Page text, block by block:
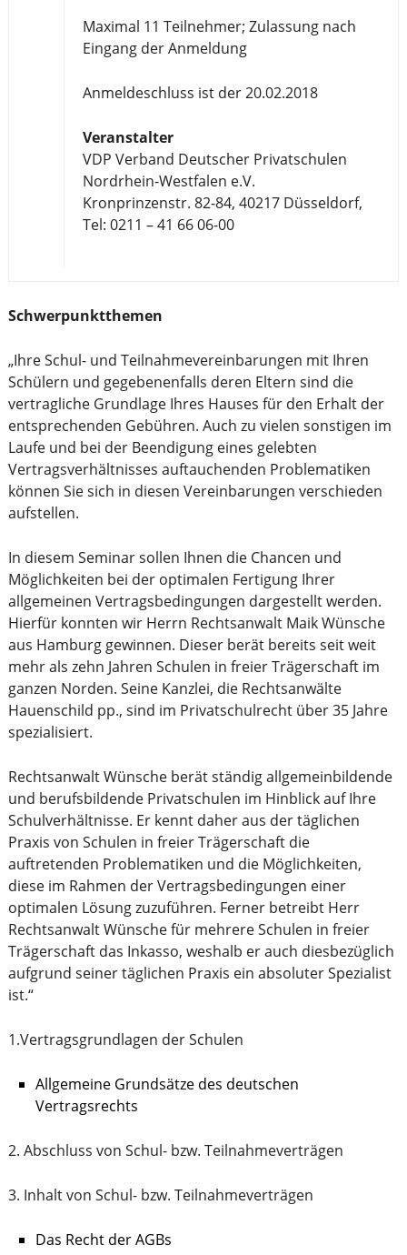
Maximal 11 Teilnehmer; Zulassung nach
Eingang der Anmeldung
Anmeldeschluss ist der 20.02.2018
Veranstalter
VDP Verband Deutscher Privatschulen
Nordrhein-Westfalen e.V.
Kronprinzenstr. 82-84, 40217 Düsseldorf,
Tel: 0211 – 41 66 06-00
Schwerpunktthemen
„Ihre Schul- und Teilnahmevereinbarungen mit Ihren
Schülern und gegebenenfalls deren Eltern sind die
vertragliche Grundlage Ihres Hauses für den Erhalt der
entsprechenden Gebühren. Auch zu vielen sonstigen im
Laufe und bei der Beendigung eines gelebten
Vertragsverhältnisses auftauchenden Problematiken
können Sie sich in diesen Vereinbarungen verschieden
aufstellen.
In diesem Seminar sollen Ihnen die Chancen und
Möglichkeiten bei der optimalen Fertigung Ihrer
allgemeinen Vertragsbedingungen dargestellt werden.
Hierfür konnten wir Herrn Rechtsanwalt Maik Wünsche
aus Hamburg gewinnen. Dieser berät bereits seit weit
mehr als zehn Jahren Schulen in freier Trägerschaft im
ganzen Norden. Seine Kanzlei, die Rechtsanwälte
Hauenschild pp., sind im Privatschulrecht über 35 Jahre
spezialisiert.
Rechtsanwalt Wünsche berät ständig allgemeinbildende
und berufsbildende Privatschulen im Hinblick auf Ihre
Schulverhältnisse. Er kennt daher aus der täglichen
Praxis von Schulen in freier Trägerschaft die
auftretenden Problematiken und die Möglichkeiten,
diese im Rahmen der Vertragsbedingungen einer
optimalen Lösung zuzuführen. Ferner betreibt Herr
Rechtsanwalt Wünsche für mehrere Schulen in freier
Trägerschaft das Inkasso, weshalb er auch diesbezüglich
aufgrund seiner täglichen Praxis ein absoluter Spezialist
ist.“
1.Vertragsgrundlagen der Schulen
Allgemeine Grundsätze des deutschen
Vertragsrechts
2. Abschluss von Schul- bzw. Teilnahmeverträgen
3. Inhalt von Schul- bzw. Teilnahmeverträgen
Das Recht der AGBs